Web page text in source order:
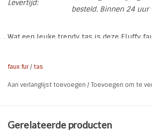
Levertijd:
besteld. Binnen 24 uur
Wat een leuke trendy tas is deze Fluffy
De tas heeft een groot vak en is
* Patroon: Luipaard
faux fur/tas
Aan verlanglijst toevoegen /Toevoegen om te
Gerelateerde producten